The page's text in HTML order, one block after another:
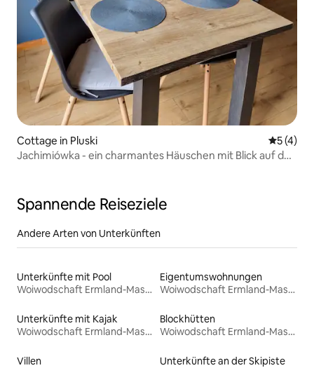
Cottage in Pluski
5 (4)
Jachimiówka - ein charmantes Häuschen mit Blick auf den
Spannende Reiseziele
Andere Arten von Unterkünften
Unterkünfte mit Pool
Woiwodschaft Ermland-Masuren
Eigentumswohnungen
Woiwodschaft Ermland-Masuren
Unterkünfte mit Kajak
Woiwodschaft Ermland-Masuren
Blockhütten
Woiwodschaft Ermland-Masuren
Villen
Unterkünfte an der Skipiste